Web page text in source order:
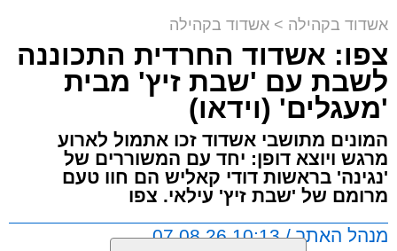
תגים:אשדוד, קאליש, מעגלים
האירוע שלא ישכח באשדוד ממשיך להכות גלים
ברחבי העיר: צפו בגלריה המרהיבה המלאה
מעדשת מצלמתו של הצלם יהושע פרוכטר
מאירוע 'זיץ שבת' של מעגלים מבית סיעת אשדוד
התורנית.
הערב המרגש החל בשירת אחדות בניהולו של ר'
דוד קאליש ותזמורת נגינה, משולבת בזיץ לכבוד
שבת קודש.
אשדוד בקהילה > אשדוד בקהילה
צפו: אשדוד החרדית התכוננה
לשבת עם 'שבת זיץ' מבית
'מעגלים' (וידאו)
המונים מתושבי אשדוד זכו אתמול לארוע
מרגש ויוצא דופן: יחד עם המשוררים של
'נגינה' בראשות דודי קאליש הם חוו טעם
מרומם של 'שבת זיץ' עילאי. צפו
מנהל האתר / 10:13 07.08.26